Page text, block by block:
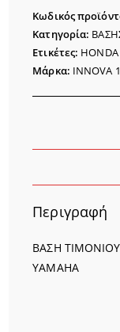
125
injection
ΓΝΗΣΗΑ
ποσότητα
Κωδικός
Κατηγορία:
Ετικέτες:
Μάρκα: INNOVA
Περιγραφή
ΒΑΣΗ
YAMAHA